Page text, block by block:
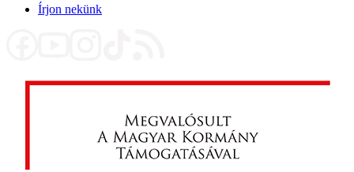
Írjon nekünk